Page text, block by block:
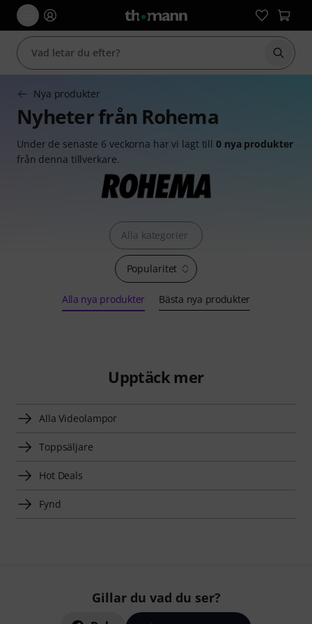
Börja
Nya produkter
Nyheter från Rohema
Under de senaste 6 veckorna har vi lagt till0 nya produkter
från denna tillverkare.
Popularitet
Alla kategorier
Alla nya produkter Bästa nya produkter
Upptäck mer
Alla Videolampor
Toppsäljare
Hot Deals
Fynd
Gillar du vad du ser?